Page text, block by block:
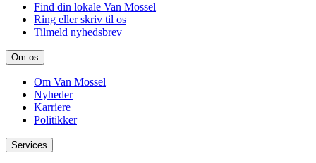
Find din lokale Van Mossel
Ring eller skriv til os
Tilmeld nyhedsbrev
Om os
Om Van Mossel
Nyheder
Karriere
Politikker
Services